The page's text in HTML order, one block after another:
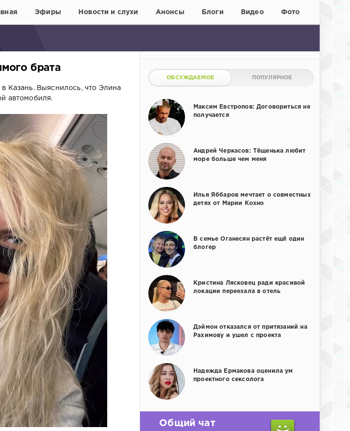
Эфиры Новости и слухи Анонсы Блоги Видео Фото
брата
Казань. Выяснилось, что Элина
автомобиля.
ОБСУЖДАЕМОЕ ПОПУЛЯРНОЕ
Максим Евстропов: Договориться не
получается
Андрей Черкасов: Тёщенька любит
море больше чем меня
Илья Яббаров мечтает о совместных
детях от Марии Кохно
В семье Оганесян растёт ещё один
блогер
Кристина Лясковец ради красивой
локации переехала в отель
Дэймон отказался от притязаний на
Рахимову и ушел с проекта
Надежда Ермакова оценила ум
проектного сексолога
Общий чат